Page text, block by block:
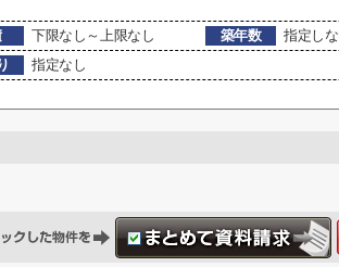
下限なし～上限なし 築年数
指定し
指定なし